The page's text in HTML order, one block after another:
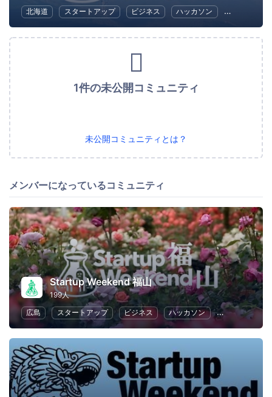
北海道 スタートアップ ビジネス ハッカソン 起業
1件の未公開コミュニティ
未公開コミュニティとは？
メンバーになっているコミュニティ
Startup Weekend 福山
199人
広島
スタートアップ ビジネス ハッカソン 起業 女性